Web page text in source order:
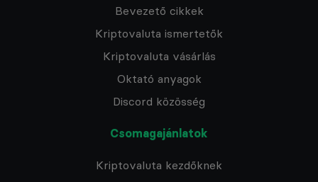
Bevezető cikkek
Kriptovaluta ismertetők
Kriptovaluta vásárlás
Oktató anyagok
Discord közösség
Csomagajánlatok
Kriptovaluta kezdőknek